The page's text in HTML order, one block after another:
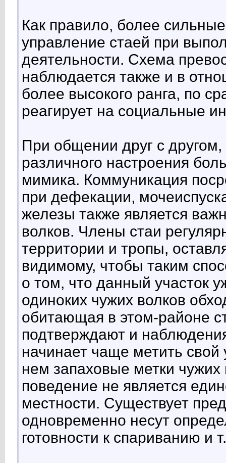
Как правило, более
управление стаей при
деятельности. Схема
наблюдается также и в
более высокого ранга, по
реагирует на социальные
При общении друг с
различного настроения
мимика. Коммуникация
при дефекации,
железы также является
волков. Члены стаи
территории и тропы,
видимому, чтобы таким
о том, что данный участок
одиноких чужих волков
обитающая в этом-районе
подтверждают и
начинает чаще метить свой
нем запаховые метки
поведение не является
местности. Существует
одновременно несут
готовности к спариванию и